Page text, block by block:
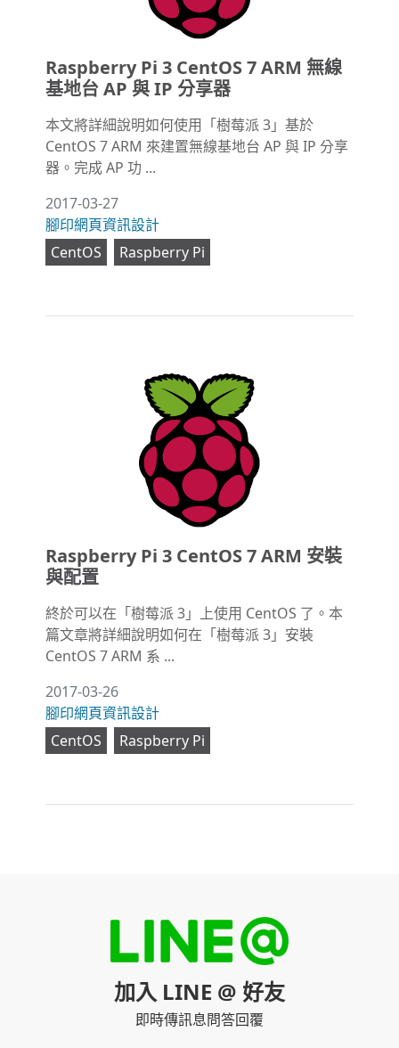
Raspberry Pi 3 CentOS 7 ARM 無線
基地台 AP 與 IP 分享器
本文將詳細說明如何使用「樹莓派 3」基於
CentOS 7 ARM 來建置無線基地台 AP 與 IP 分享
器。完成 AP 功 ...
2017-03-27
腳印網頁資訊設計
CentOS
Raspberry Pi
Raspberry Pi 3 CentOS 7 ARM 安裝
與配置
終於可以在「樹莓派 3」上使用 CentOS 了。本
篇文章將詳細說明如何在「樹莓派 3」安裝
CentOS 7 ARM 系 ...
2017-03-26
腳印網頁資訊設計
CentOS
Raspberry Pi
加入 LINE @ 好友
即時傳訊息問答回覆